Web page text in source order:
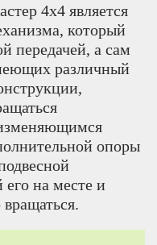
4х4 является
который
передачей, а сам
различный
опоры
на месте и